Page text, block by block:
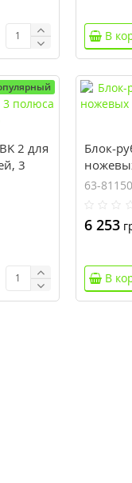
В
2 для
3
Блок-
полюса
63-
6 253
В